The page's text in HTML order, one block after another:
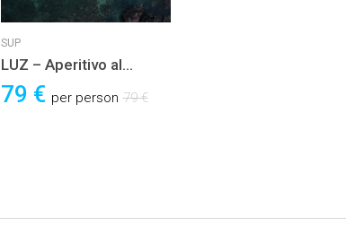
SUP
LUZ – Aperitivo al
TRAMONTO in SUP con
spettacolo di luci
79 € per person 79 €